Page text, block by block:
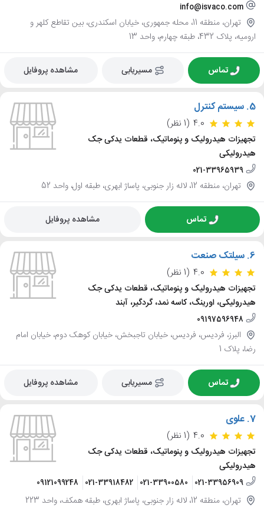
info@isvaco.com
تهران، منطقه 11، محله جمهوری، خیابان اسکندری، بین تقاطع کلهر و
ارومیه، پلاک 432، طبقه چهارم، واحد 13
تماس مسیریابی مشاهده پروفایل
5. سیستم کنترل
4.0 (1 نظر)
تجهیزات هیدرولیک و پنوماتیک، قطعات یدکی جک
هیدرولیکی
021-33965939
تهران، منطقه 12، لاله زار جنوبی، پاساژ ابهری، طبقه اول، واحد 52
تماس مشاهده پروفایل
6. سیلتک صنعت
4.0 (1 نظر)
تجهیزات هیدرولیک و پنوماتیک، قطعات یدکی جک
هیدرولیکی، اورینگ، کاسه نمد، گردگیر، آبند
09197596948
البرز، فردیس، فردیس، خیابان تاجبخش، خیابان کوهک دوم، خیابان امام
رضا، پلاک 1
تماس مسیریابی مشاهده پروفایل
7. علوی
4.0 (1 نظر)
تجهیزات هیدرولیک و پنوماتیک، قطعات یدکی جک
هیدرولیکی
021-33956909
021-33900580
021-33918482
09121099248
تهران، منطقه 12، لاله زار جنوبی، پاساژ ابهری، طبقه همکف، واحد 223